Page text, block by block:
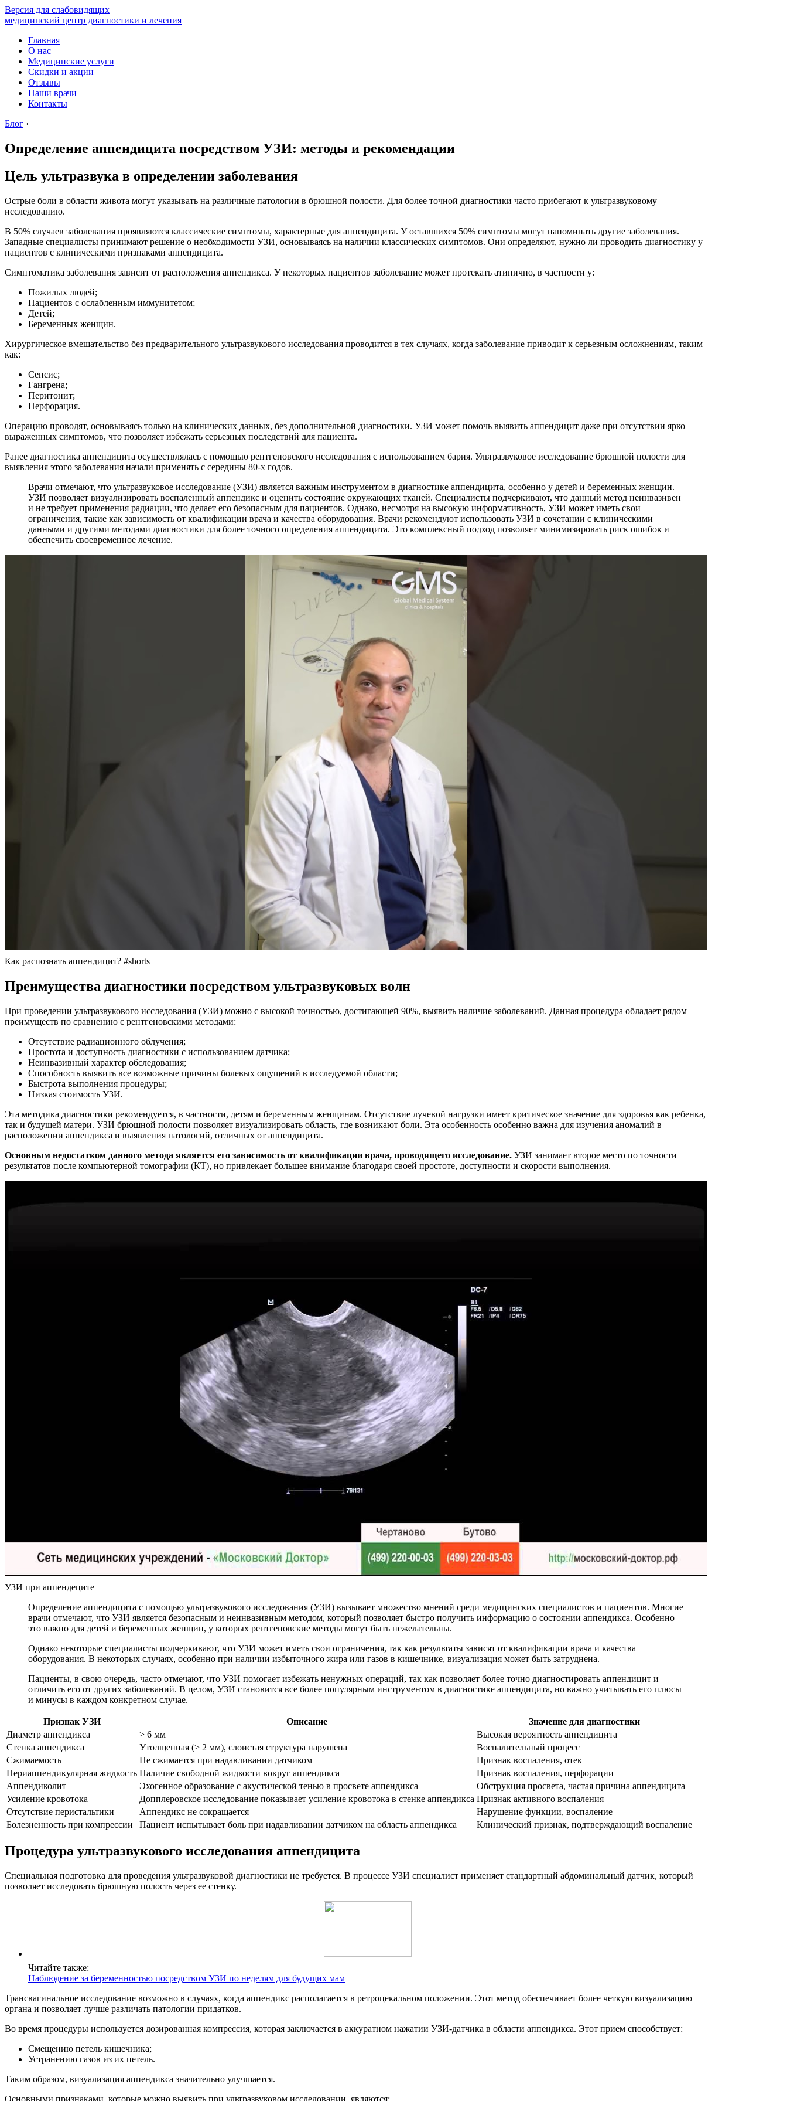
Версия для слабовидящих
медицинский центр диагностики и лечения
Главная
О нас
Медицинские услуги
Скидки и акции
Отзывы
Наши врачи
Контакты
Блог ›
Определение аппендицита посредством УЗИ: методы и рекомендации
Цель ультразвука в определении заболевания
Острые боли в области живота могут указывать на различные патологии в брюшной полости. Для более точной диагностики часто прибегают к ультразвуковому
исследованию.
В 50% случаев заболевания проявляются классические симптомы, характерные для аппендицита. У оставшихся 50% симптомы могут напоминать другие заболевания.
Западные специалисты принимают решение о необходимости УЗИ, основываясь на наличии классических симптомов. Они определяют, нужно ли проводить диагностику у
пациентов с клиническими признаками аппендицита.
Симптоматика заболевания зависит от расположения аппендикса. У некоторых пациентов заболевание может протекать атипично, в частности у:
Пожилых людей;
Пациентов с ослабленным иммунитетом;
Детей;
Беременных женщин.
Хирургическое вмешательство без предварительного ультразвукового исследования проводится в тех случаях, когда заболевание приводит к серьезным осложнениям, таким
как:
Сепсис;
Гангрена;
Перитонит;
Перфорация.
Операцию проводят, основываясь только на клинических данных, без дополнительной диагностики. УЗИ может помочь выявить аппендицит даже при отсутствии ярко
выраженных симптомов, что позволяет избежать серьезных последствий для пациента.
Ранее диагностика аппендицита осуществлялась с помощью рентгеновского исследования с использованием бария. Ультразвуковое исследование брюшной полости для
выявления этого заболевания начали применять с середины 80-х годов.
Врачи отмечают, что ультразвуковое исследование (УЗИ) является важным инструментом в диагностике аппендицита, особенно у детей и беременных женщин.
УЗИ позволяет визуализировать воспаленный аппендикс и оценить состояние окружающих тканей. Специалисты подчеркивают, что данный метод неинвазивен
и не требует применения радиации, что делает его безопасным для пациентов. Однако, несмотря на высокую информативность, УЗИ может иметь свои
ограничения, такие как зависимость от квалификации врача и качества оборудования. Врачи рекомендуют использовать УЗИ в сочетании с клиническими
данными и другими методами диагностики для более точного определения аппендицита. Это комплексный подход позволяет минимизировать риск ошибок и
обеспечить своевременное лечение.
Как распознать аппендицит? #shorts
Преимущества диагностики посредством ультразвуковых волн
При проведении ультразвукового исследования (УЗИ) можно с высокой точностью, достигающей 90%, выявить наличие заболеваний. Данная процедура обладает рядом
преимуществ по сравнению с рентгеновскими методами:
Отсутствие радиационного облучения;
Простота и доступность диагностики с использованием датчика;
Неинвазивный характер обследования;
Способность выявить все возможные причины болевых ощущений в исследуемой области;
Быстрота выполнения процедуры;
Низкая стоимость УЗИ.
Эта методика диагностики рекомендуется, в частности, детям и беременным женщинам. Отсутствие лучевой нагрузки имеет критическое значение для здоровья как ребенка,
так и будущей матери. УЗИ брюшной полости позволяет визуализировать область, где возникают боли. Эта особенность особенно важна для изучения аномалий в
расположении аппендикса и выявления патологий, отличных от аппендицита.
Основным недостатком данного метода является его зависимость от квалификации врача, проводящего исследование. УЗИ занимает второе место по точности
результатов после компьютерной томографии (КТ), но привлекает большее внимание благодаря своей простоте, доступности и скорости выполнения.
УЗИ при аппендеците
Определение аппендицита с помощью ультразвукового исследования (УЗИ) вызывает множество мнений среди медицинских специалистов и пациентов. Многие
врачи отмечают, что УЗИ является безопасным и неинвазивным методом, который позволяет быстро получить информацию о состоянии аппендикса. Особенно
это важно для детей и беременных женщин, у которых рентгеновские методы могут быть нежелательны.
Однако некоторые специалисты подчеркивают, что УЗИ может иметь свои ограничения, так как результаты зависят от квалификации врача и качества
оборудования. В некоторых случаях, особенно при наличии избыточного жира или газов в кишечнике, визуализация может быть затруднена.
Пациенты, в свою очередь, часто отмечают, что УЗИ помогает избежать ненужных операций, так как позволяет более точно диагностировать аппендицит и
отличить его от других заболеваний. В целом, УЗИ становится все более популярным инструментом в диагностике аппендицита, но важно учитывать его плюсы
и минусы в каждом конкретном случае.
Признак УЗИ Описание
Значение для диагностики
Диаметр аппендикса
> 6 мм
Высокая вероятность аппендицита
Стенка аппендикса
Утолщенная (> 2 мм), слоистая структура нарушена
Воспалительный процесс
Сжимаемость
Не сжимается при надавливании датчиком
Признак воспаления, отек
Периаппендикулярная жидкость Наличие свободной жидкости вокруг аппендикса
Признак воспаления, перфорации
Аппендиколит
Эхогенное образование с акустической тенью в просвете аппендикса
Обструкция просвета, частая причина аппендицита
Усиление кровотока
Допплеровское исследование показывает усиление кровотока в стенке аппендикса Признак активного воспаления
Отсутствие перистальтики
Аппендикс не сокращается
Нарушение функции, воспаление
Болезненность при компрессии
Пациент испытывает боль при надавливании датчиком на область аппендикса Клинический признак, подтверждающий воспаление
Процедура ультразвукового исследования аппендицита
Специальная подготовка для проведения ультразвуковой диагностики не требуется. В процессе УЗИ специалист применяет стандартный абдоминальный датчик, который
позволяет исследовать брюшную полость через ее стенку.
Читайте также:
Наблюдение за беременностью посредством УЗИ по неделям для будущих мам
Трансвагинальное исследование возможно в случаях, когда аппендикс располагается в ретроцекальном положении. Этот метод обеспечивает более четкую визуализацию
органа и позволяет лучше различать патологии придатков.
Во время процедуры используется дозированная компрессия, которая заключается в аккуратном нажатии УЗИ-датчика в области аппендикса. Этот прием способствует:
Смещению петель кишечника;
Устранению газов из их петель.
Таким образом, визуализация аппендикса значительно улучшается.